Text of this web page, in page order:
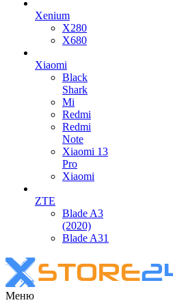
Xenium
X280
X680
Xiaomi
Black
Shark
Mi
Redmi
Redmi
Note
Xiaomi 13
Pro
Xiaomi
ZTE
Blade A3
(2020)
Blade A31
Меню